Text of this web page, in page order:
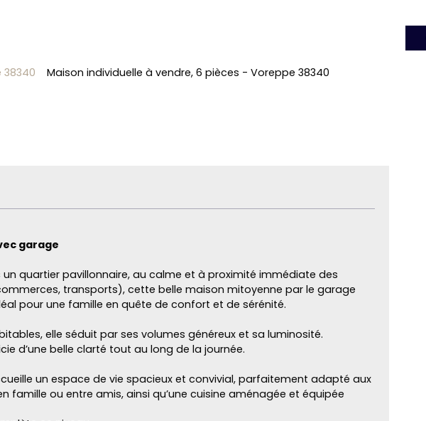
38340 Maison individuelle à vendre, 6 pièces - Voreppe 38340
garage
un quartier pavillonnaire, au calme et à proximité immédiate des
transports), cette belle maison mitoyenne par le garage
pour une famille en quête de confort et de sérénité.
elle séduit par ses volumes généreux et sa luminosité.
d’une belle clarté tout au long de la journée.
un espace de vie spacieux et convivial, parfaitement adapté aux
famille ou entre amis, ainsi qu’une cuisine aménagée et équipée